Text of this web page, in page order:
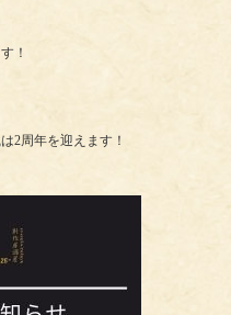
！
2周年を迎えます！